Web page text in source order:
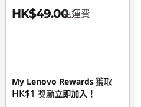
HK$49.00免運費
My Lenovo Rewards獲取
HK$1 獎勵立即加入！